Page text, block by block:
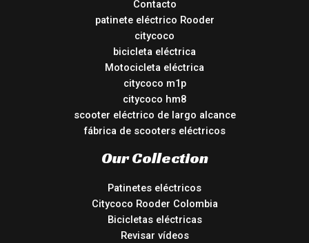
Contacto
patinete eléctrico Rooder
citycoco
bicicleta eléctrica
Motocicleta eléctrica
citycoco m1p
citycoco hm8
scooter eléctrico de largo alcance
fábrica de scooters eléctricos
Our Collection
Patinetes eléctricos
Citycoco Rooder Colombia
Bicicletas eléctricas
Revisar vídeos